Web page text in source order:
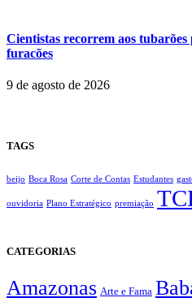
Cientistas recorrem aos
furacões
9 de agosto de 2026
TAGS
beijo Boca Rosa Corte de Contas Estudantes
ouvidoria Plano Estratégico premiação
CATEGORIAS
Amazonas Arte e Fama